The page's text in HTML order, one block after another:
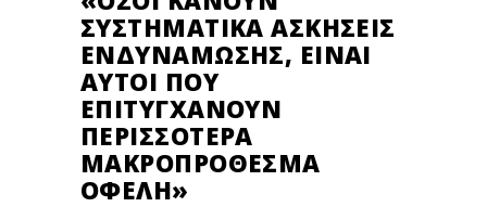
ΣΥΣΤΗΜΑΤΙΚΆ ΑΣΚΉΣΕΙΣ
ΕΝΔΥΝΆΜΩΣΗΣ, ΕΊΝΑΙ
ΑΥΤΟΊ ΠΟΥ
ΕΠΙΤΥΓΧΆΝΟΥΝ
ΠΕΡΙΣΣΌΤΕΡΑ
ΜΑΚΡΟΠΡΌΘΕΣΜΑ
ΟΦΈΛΗ»